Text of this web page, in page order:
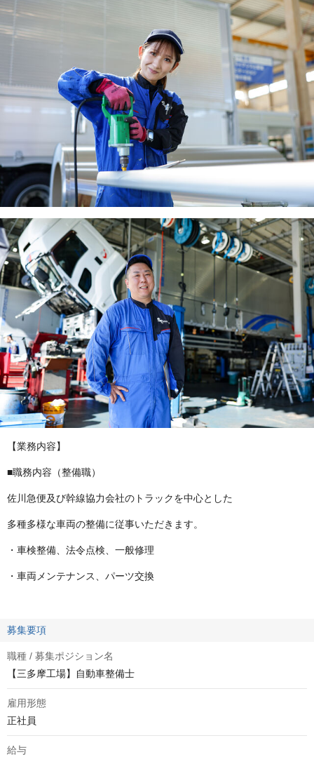
【業務内容】
■職務内容（整備職）
佐川急便及び幹線協力会社のトラックを中心とした
多種多様な車両の整備に従事いただきます。
・車検整備、法令点検、一般修理
・車両メンテナンス、パーツ交換
募集要項
職種 / 募集ポジション名
【三多摩工場】自動車整備士
雇用形態
正社員
給与